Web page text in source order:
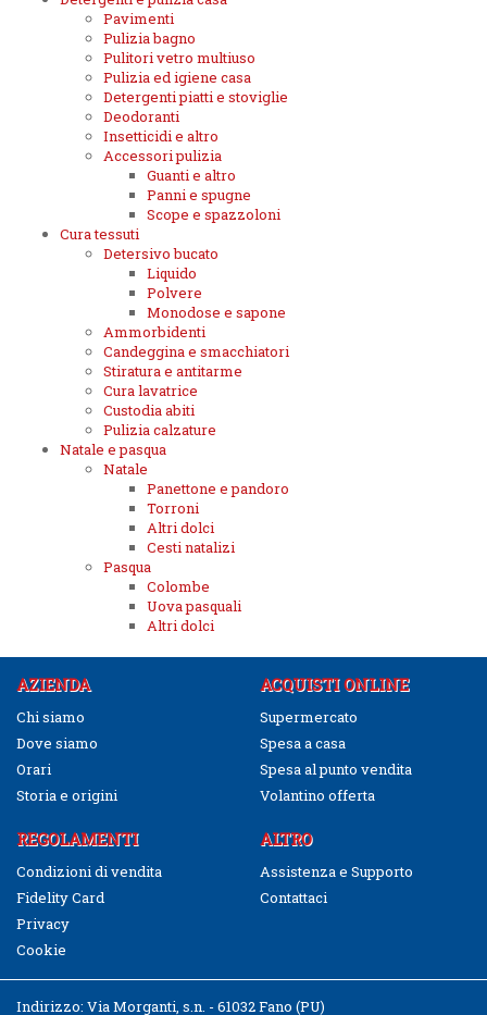
Pavimenti
Pulizia bagno
Pulitori vetro multiuso
Pulizia ed igiene casa
Detergenti piatti e stoviglie
Deodoranti
Insetticidi e altro
Accessori pulizia
Guanti e altro
Panni e spugne
Scope e spazzoloni
Cura tessuti
Detersivo bucato
Liquido
Polvere
Monodose e sapone
Ammorbidenti
Candeggina e smacchiatori
Stiratura e antitarme
Cura lavatrice
Custodia abiti
Pulizia calzature
Natale e pasqua
Natale
Panettone e pandoro
Torroni
Altri dolci
Cesti natalizi
Pasqua
Colombe
Uova pasquali
Altri dolci
AZIENDA
Chi siamo
Dove siamo
Orari
Storia e origini
ACQUISTI ONLINE
Supermercato
Spesa a casa
Spesa al punto vendita
Volantino offerta
REGOLAMENTI
Condizioni di vendita
Fidelity Card
Privacy
Cookie
ALTRO
Assistenza e Supporto
Contattaci
Indirizzo: Via Morganti, s.n. - 61032 Fano (PU)